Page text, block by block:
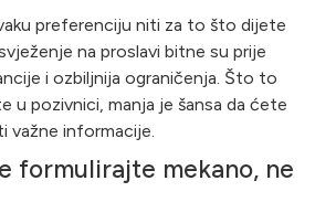
preferenciju niti za to što dijete
na proslavi bitne su prije
i ozbiljnija ograničenja. Što to
u pozivnici, manja je šansa da ćete
važne informacije.
formulirajte mekano, ne